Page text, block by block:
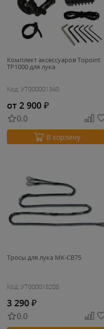
Комплект аксессуаров Topoint
TP1000 для лука
Код: УТ000001340
от 2 900 ₽
0.0
В корзину
Тросы для лука MK-CB75
Код: УТ000018208
3 290 ₽
0.0